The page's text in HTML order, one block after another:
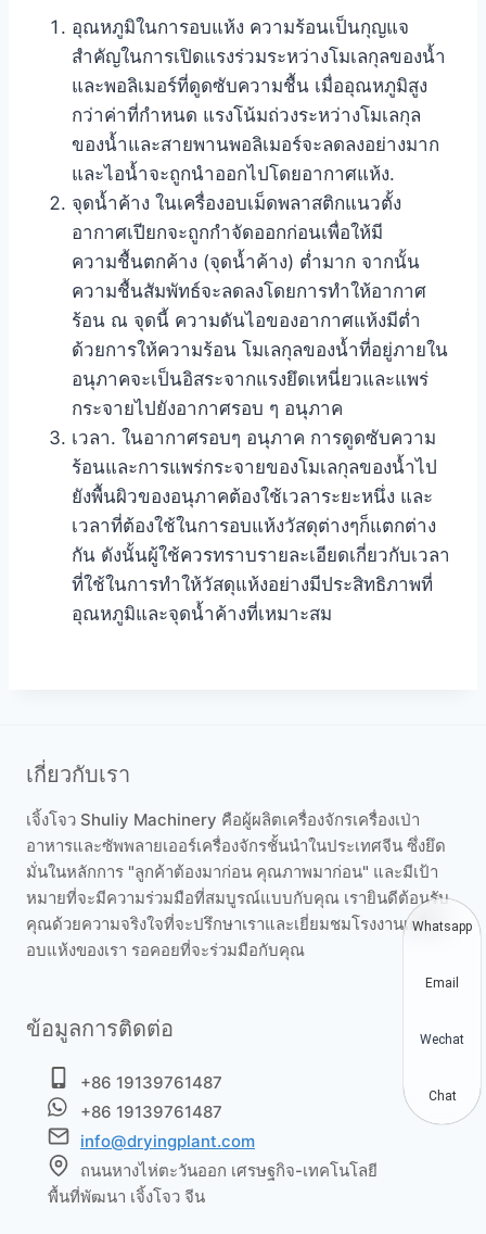
อุณหภูมิในการอบแห้ง ความร้อนเป็นกุญแจ
สำคัญในการเปิดแรงร่วมระหว่างโมเลกุลของน้ำ
และพอลิเมอร์ที่ดูดซับความชื้น เมื่ออุณหภูมิสูง
กว่าค่าที่กำหนด แรงโน้มถ่วงระหว่างโมเลกุล
ของน้ำและสายพานพอลิเมอร์จะลดลงอย่างมาก
และไอน้ำจะถูกนำออกไปโดยอากาศแห้ง.
จุดน้ำค้าง ในเครื่องอบเม็ดพลาสติกแนวตั้ง
อากาศเปียกจะถูกกำจัดออกก่อนเพื่อให้มี
ความชื้นตกค้าง (จุดน้ำค้าง) ต่ำมาก จากนั้น
ความชื้นสัมพัทธ์จะลดลงโดยการทำให้อากาศ
ร้อน ณ จุดนี้ ความดันไอของอากาศแห้งมีต่ำ
ด้วยการให้ความร้อน โมเลกุลของน้ำที่อยู่ภายใน
อนุภาคจะเป็นอิสระจากแรงยึดเหนี่ยวและแพร่
กระจายไปยังอากาศรอบ ๆ อนุภาค
เวลา. ในอากาศรอบๆ อนุภาค การดูดซับความ
ร้อนและการแพร่กระจายของโมเลกุลของน้ำไป
ยังพื้นผิวของอนุภาคต้องใช้เวลาระยะหนึ่ง และ
เวลาที่ต้องใช้ในการอบแห้งวัสดุต่างๆก็แตกต่าง
กัน ดังนั้นผู้ใช้ควรทราบรายละเอียดเกี่ยวกับเวลา
ที่ใช้ในการทำให้วัสดุแห้งอย่างมีประสิทธิภาพที่
อุณหภูมิและจุดน้ำค้างที่เหมาะสม
เกี่ยวกับเรา
เจิ้งโจว Shuliy Machinery คือผู้ผลิตเครื่องจักรเครื่องเป่า
อาหารและซัพพลายเออร์เครื่องจักรชั้นนำในประเทศจีน ซึ่งยึด
มั่นในหลักการ "ลูกค้าต้องมาก่อน คุณภาพมาก่อน" และมีเป้า
หมายที่จะมีความร่วมมือที่สมบูรณ์แบบกับคุณ เรายินดีต้อนรับ
คุณด้วยความจริงใจที่จะปรึกษาเราและเยี่ยมชมโรงงานเครื่อง
อบแห้งของเรา รอคอยที่จะร่วมมือกับคุณ
ข้อมูลการติดต่อ
+86 19139761487
+86 19139761487
info@dryingplant.com
ถนนหางไห่ตะวันออก เศรษฐกิจ-เทคโนโลยี
พื้นที่พัฒนา เจิ้งโจว จีน
Whatsapp
Email
Wechat
Chat